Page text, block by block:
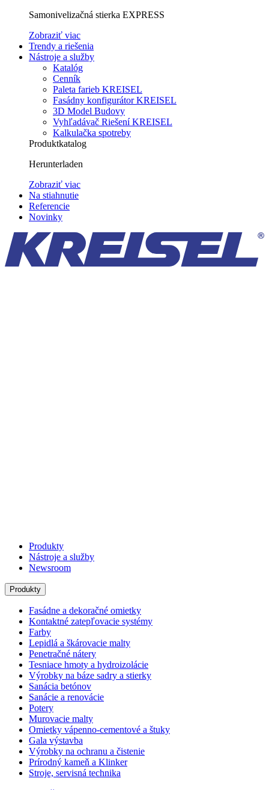
Samonivelizačná stierka EXPRESS
Zobraziť viac
Trendy a riešenia
Nástroje a služby
Katalóg
Cenník
Paleta farieb KREISEL
Fasádny konfigurátor KREISEL
3D Model Budovy
Vyhľadávač Riešení KREISEL
Kalkulačka spotreby
Produktkatalog
Herunterladen
Zobraziť viac
Na stiahnutie
Referencie
Novinky
Produkty
Nástroje a služby
Newsroom
Produkty
Fasádne a dekoračné omietky
Kontaktné zatepľovacie systémy
Farby
Lepidlá a škárovacie malty
Penetračné nátery
Tesniace hmoty a hydroizolácie
Výrobky na báze sadry a stierky
Sanácia betónov
Sanácie a renovácie
Potery
Murovacie malty
Omietky vápenno-cementové a štuky
Gala výstavba
Výrobky na ochranu a čistenie
Prírodný kameň a Klinker
Stroje, servisná technika